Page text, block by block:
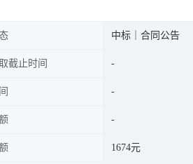
中标｜合同公告
截止时间
1674元